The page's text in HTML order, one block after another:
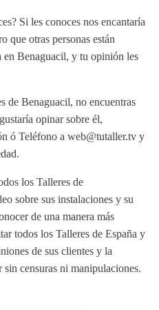
Si les conoces nos encantaría
que otras personas están
en Benaguacil, y tu opinión les
de Benaguacil, no encuentras
opinar sobre él,
ó Teléfono a web@tutaller.tv y
los Talleres de
sobre sus instalaciones y su
de una manera más
todos los Talleres de España y
de sus clientes y la
censuras ni manipulaciones.